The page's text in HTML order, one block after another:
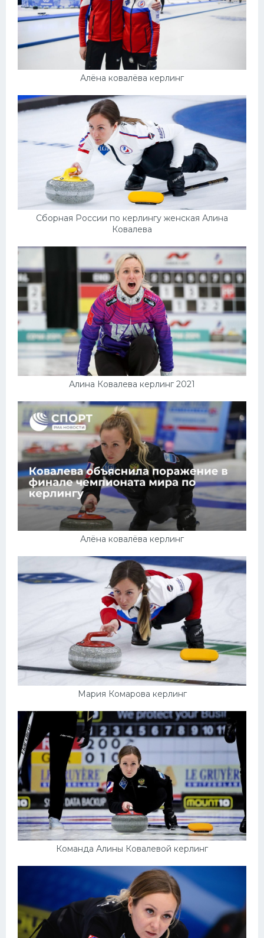
Алёна ковалёва керлинг
Сборная России по керлингу женская Алина
Ковалева
Алина Ковалева керлинг 2021
Алёна ковалёва керлинг
Мария Комарова керлинг
Команда Алины Ковалевой керлинг